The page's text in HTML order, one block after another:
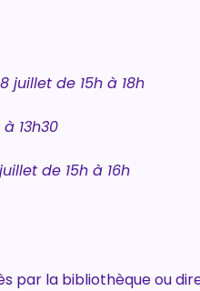
juillet de 15h à 18h
13h30
de 15h à 16h
par la bibliothèque ou